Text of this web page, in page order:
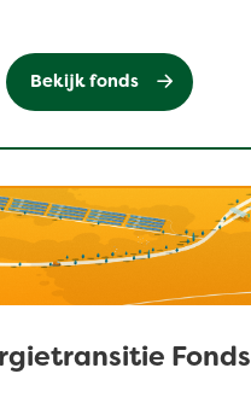
Bekijk fonds
Fonds